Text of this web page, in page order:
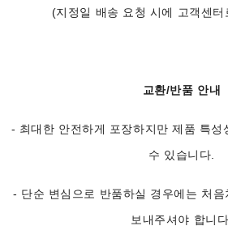
(지정일 배송 요청 시에 고객센터
교환/반품 안내
- 최대한 안전하게 포장하지만 제품 특성
수 있습니다.
- 단순 변심으로 반품하실 경우에는 처음
보내주셔야 합니다.